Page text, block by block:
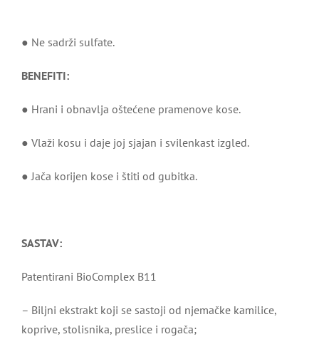
● Ne sadrži sulfate.
BENEFITI:
● Hrani i obnavlja oštećene pramenove kose.
● Vlaži kosu i daje joj sjajan i svilenkast izgled.
● Jača korijen kose i štiti od gubitka.
SASTAV:
Patentirani BioComplex B11
– Biljni ekstrakt koji se sastoji od njemačke kamilice,
koprive, stolisnika, preslice i rogača;